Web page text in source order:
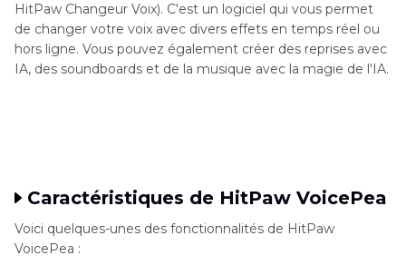
HitPaw Changeur Voix). C'est un logiciel qui vous permet
de changer votre voix avec divers effets en temps réel ou
hors ligne. Vous pouvez également créer des reprises avec
IA, des soundboards et de la musique avec la magie de l'IA.
Caractéristiques de HitPaw VoicePea
Voici quelques-unes des fonctionnalités de HitPaw
VoicePea :